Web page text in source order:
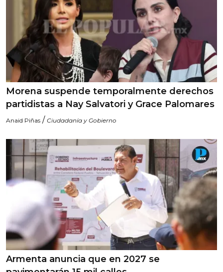
Morena suspende temporalmente derechos
partidistas a Nay Salvatori y Grace Palomares
Anaid Piñas / Ciudadanía y Gobierno
Armenta anuncia que en 2027 se